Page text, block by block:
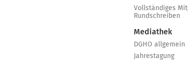
Vollständiges
Rundschreiben
Mediathek
DGHO allgemein
Jahrestagung